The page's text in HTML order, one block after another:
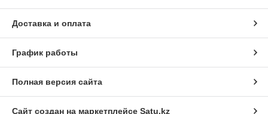
Доставка и оплата
График работы
Полная версия сайта
Сайт создан на маркетплейсе Satu.kz